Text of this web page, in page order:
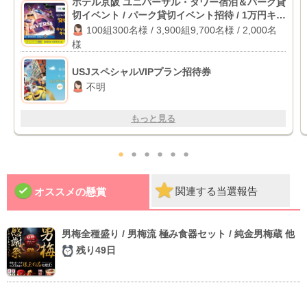
切イベント / パーク貸切イベント招待 / 1万円キャ
ッシュバック
100組300名様 / 3,900組9,700名様 / 2,000名
様
USJスペシャルVIPプラン招待券
不明
もっと見る
● ● ● ● ● ●
オススメの懸賞 関連する当選報告
男梅全種盛り / 男梅流 極み食器セット / 純金男梅蔵 他
残り49日